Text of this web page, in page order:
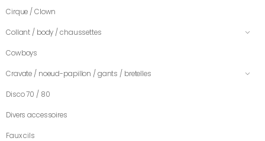
Cirque / Clown
Collant / body / chaussettes
Cowboys
Cravate / noeud-papillon / gants / bretelles
Disco 70 / 80
Divers accessoires
Faux cils